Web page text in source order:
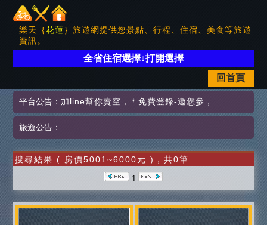
樂天｛花蓮｝旅遊網提供您景點、行程、住宿、美食等旅遊
資訊。
全省住宿選擇↓打開選擇
回首頁
平台公告： 加line幫你賣空 ， ＊免費登錄-邀您參 ，
旅遊公告：
搜尋結果 ( 房價5001~6000元 )，共0筆
1